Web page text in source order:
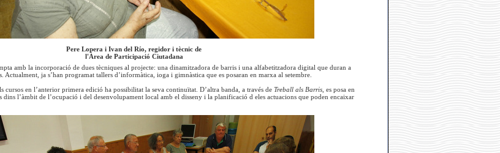
Pere Lopera i Ivan del Río, regidor i tècnic de
l'Àrea de Participació Ciutadana
amb la incorporació de dues tècniques al projecte: una dinamitzadora de barris i una alfabetitzadora digital que duran a
Actualment, ja s’han programat tallers d’informàtica, ioga i gimnàstica que es posaran en marxa al setembre.
cursos en l’anterior primera edició ha possibilitat la seva continuïtat. D’altra banda, a través de Treball als Barris, es posa en
l’àmbit de l’ocupació i del desenvolupament local amb el disseny i la planificació d eles actuacions que poden encaixar